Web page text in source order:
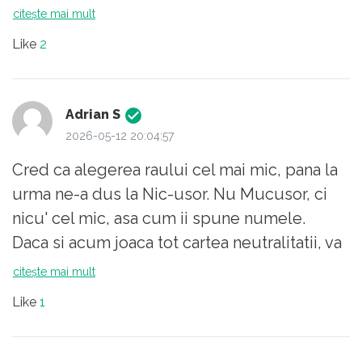
citește mai mult
Like 2
Adrian S
2026-05-12 20:04:57
Cred ca alegerea raului cel mai mic, pana la
urma ne-a dus la Nic-usor. Nu Mucusor, ci
nicu' cel mic, asa cum ii spune numele.
Daca si acum joaca tot cartea neutralitatii, va
fi primul presedinte care nu va termina
citește mai mult
Like 1